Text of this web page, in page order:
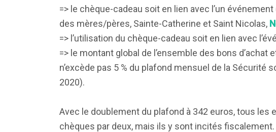
=> le chèque-cadeau soit en lien avec l’un
des mères/pères, Sainte-Catherine et Saint Nicolas,
=> l’utilisation du chèque-cadeau soit en lien avec
=> le montant global de l’ensemble des bons
n’excède pas 5 % du plafond mensuel de la
2020).
Avec le doublement du plafond à 342 euros, tous
chèques par deux, mais ils y sont incités fiscalement.